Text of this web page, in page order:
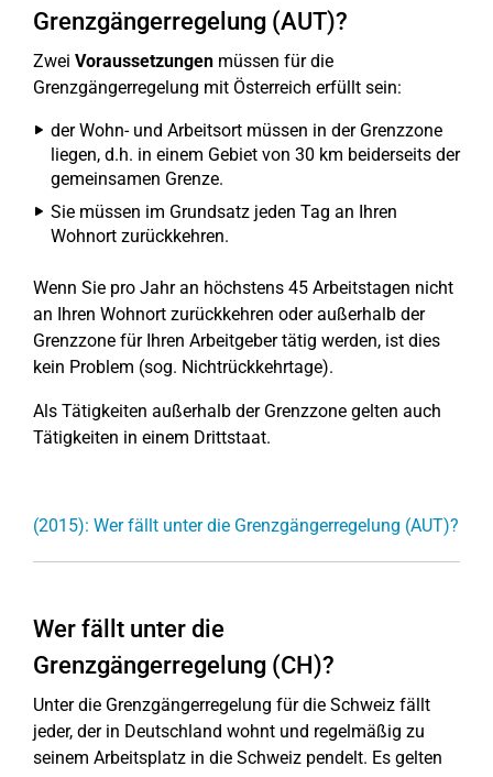
Grenzgängerregelung (AUT)?
Zwei Voraussetzungen müssen für die
Grenzgängerregelung mit Österreich erfüllt sein:
der Wohn- und Arbeitsort müssen in der Grenzzone
liegen, d.h. in einem Gebiet von 30 km beiderseits der
gemeinsamen Grenze.
Sie müssen im Grundsatz jeden Tag an Ihren
Wohnort zurückkehren.
Wenn Sie pro Jahr an höchstens 45 Arbeitstagen nicht
an Ihren Wohnort zurückkehren oder außerhalb der
Grenzzone für Ihren Arbeitgeber tätig werden, ist dies
kein Problem (sog. Nichtrückkehrtage).
Als Tätigkeiten außerhalb der Grenzzone gelten auch
Tätigkeiten in einem Drittstaat.
(2015): Wer fällt unter die Grenzgängerregelung (AUT)?
Wer fällt unter die
Grenzgängerregelung (CH)?
Unter die Grenzgängerregelung für die Schweiz fällt
jeder, der in Deutschland wohnt und regelmäßig zu
seinem Arbeitsplatz in die Schweiz pendelt. Es gelten